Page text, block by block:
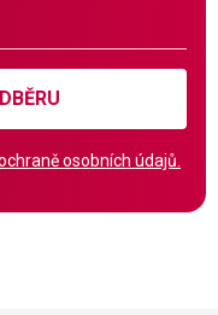
osobních údajů.